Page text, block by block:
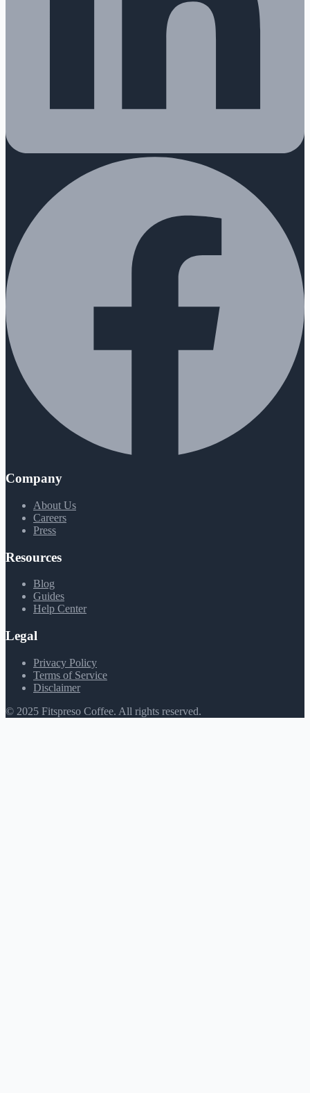
Company
About Us
Careers
Press
Resources
Blog
Guides
Help Center
Legal
Privacy Policy
Terms of Service
Disclaimer
© 2025 Fitspreso Coffee. All rights reserved.